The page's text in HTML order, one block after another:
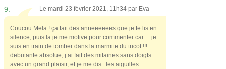
9. Le mardi 23 février 2021, 11h34 par Eva
Coucou Mela ! ça fait des anneeeeees que je te lis en
silence, puis la je me motive pour commenter car… je
suis en train de tomber dans la marmite du tricot !!!
debutante absolue, j’ai fait des mitaines sans doigts
avec un grand plaisir, et je me dis : les aiguilles